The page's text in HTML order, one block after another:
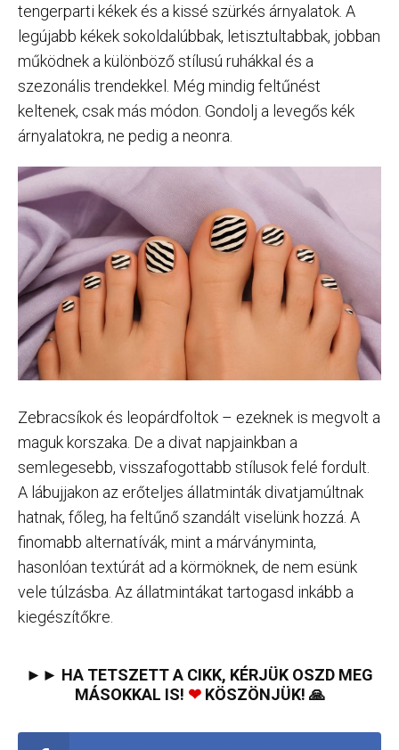
tengerparti kékek és a kissé szürkés árnyalatok. A
legújabb kékek sokoldalúbbak, letisztultabbak, jobban
működnek a különböző stílusú ruhákkal és a
szezonális trendekkel. Még mindig feltűnést
keltenek, csak más módon. Gondolj a levegős kék
árnyalatokra, ne pedig a neonra.
Zebracsíkok és leopárdfoltok – ezeknek is megvolt a
maguk korszaka. De a divat napjainkban a
semlegesebb, visszafogottabb stílusok felé fordult.
A lábujjakon az erőteljes állatminták divatjamúltnak
hatnak, főleg, ha feltűnő szandált viselünk hozzá. A
finomabb alternatívák, mint a márványminta,
hasonlóan textúrát ad a körmöknek, de nem esünk
vele túlzásba. Az állatmintákat tartogasd inkább a
kiegészítőkre.
►► HA TETSZETT A CIKK, KÉRJÜK OSZD MEG
MÁSOKKAL IS! ❤KÖSZÖNJÜK! 🙏